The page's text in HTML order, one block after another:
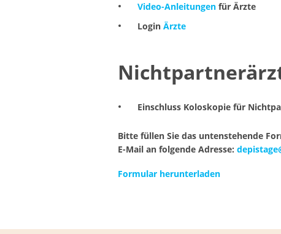
Video-Anleitungenfür Ärzte
Login Ärzte
Einschluss Koloskopie für
Bitte füllen Sie das untenstehende
E-Mail an folgende Adresse:
Formular herunterladen